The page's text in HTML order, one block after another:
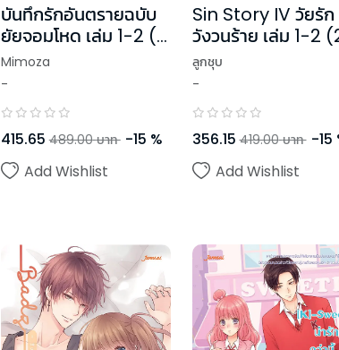
บันทึกรักอันตรายฉบับ
ยัยจอมโหด เล่ม 1-2 (2
เล่มจบ)
Mimoza
-
415.65 489.00 บาท -15 %
Add Wishlist
Sin Story IV วัยรัก
วังวนร้าย เล่ม 1-2
เล่มจบ)
ลูกชุบ
-
356.15 419.00 บาท -15
Add Wishlist